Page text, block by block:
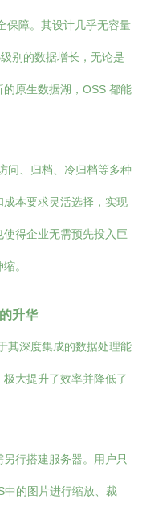
保障。其设计几乎无容量
别的数据增长，无论是
原生数据湖，OSS 都能
问、归档、冷归档等多种
本要求灵活选择，实现
得企业无需预先投入巨
。
升华
其深度集成的数据处理能
大提升了效率并降低了
行搭建服务器。用户只
中的图片进行缩放、裁